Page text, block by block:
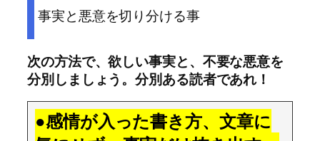
事実と悪意を切り分ける事
次の方法で、欲しい事実と、不要な悪意を
分別しましょう。分別ある読者であれ！
●感情が入った書き方、文章に